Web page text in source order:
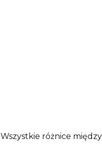
Wszystkie różnice